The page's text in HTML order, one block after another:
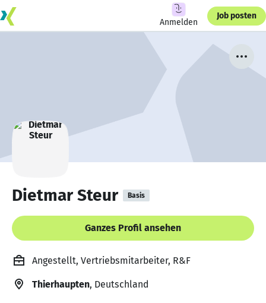
Anmelden
Job posten
Dietmar Steur Basis
Ganzes Profil ansehen
Angestellt, Vertriebsmitarbeiter, R&F
Thierhaupten, Deutschland